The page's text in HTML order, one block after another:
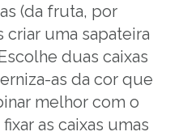
(da fruta, por
uma sapateira
duas caixas
as da cor que
melhor com o
as caixas umas